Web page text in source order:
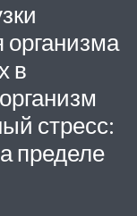
организма
в
стресс:
пределе